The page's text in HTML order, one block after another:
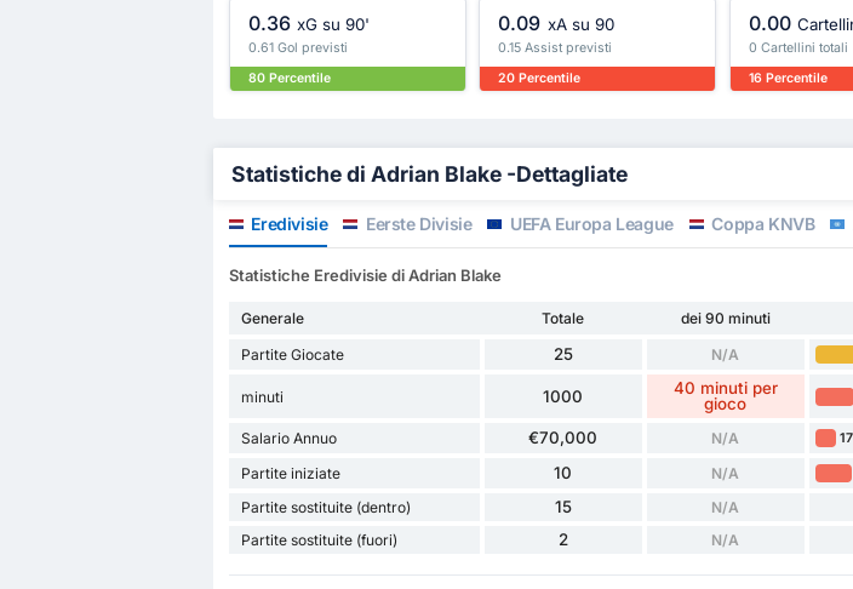
0.36 xG su 90'
0.61 Gol previsti
80 Percentile
0.09 xA su 90
0.15 Assist previsti
20 Percentile
0.00
0 Cartellini totali
16 Percentile
Statistiche di Adrian Blake -Dettagliate
Eredivisie Eerste Divisie UEFA Europa League Coppa KNVB
Statistiche Eredivisie di Adrian Blake
Generale Totale dei 90 minuti
Partite Giocate
25 N/A
minuti 1000
40 minuti per
gioco
Salario Annuo €70,000 N/A 17
Partite iniziate 10 N/A
Partite sostituite (dentro) 15 N/A
Partite sostituite (fuori) 2 N/A